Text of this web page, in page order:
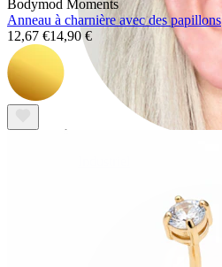
Bodymod Moments
Anneau à charnière avec des papillons
12,67 €14,90 €